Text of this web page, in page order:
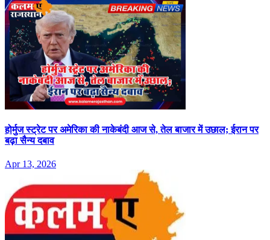
होर्मुज स्ट्रेट पर अमेरिका की नाकेबंदी आज से, तेल बाजार में उछाल; ईरान पर
बढ़ा सैन्य दबाव
Apr 13, 2026